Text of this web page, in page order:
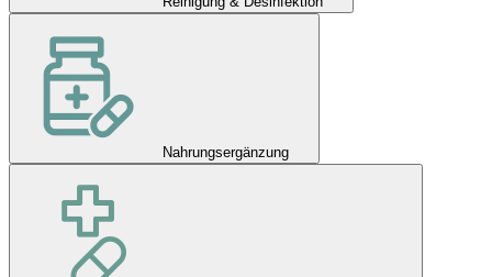
Nahrungsergänzung